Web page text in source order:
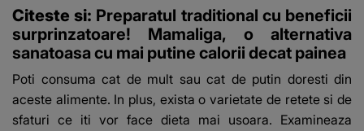
Citeste si: Preparatul traditional cu beneficii
surprinzatoare! Mamaliga, o alternativa
sanatoasa cu mai putine calorii decat painea
Poti consuma cat de mult sau cat de putin doresti din
aceste alimente. In plus, exista o varietate de retete si de
sfaturi ce iti vor face dieta mai usoara. Examineaza